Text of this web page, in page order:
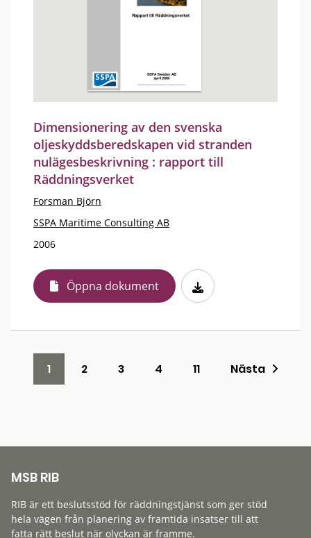
Dimensionering av den svenska
oljeskyddsberedskapen vid stranden
nulägesbeskrivning : rapport till
Räddningsverket
Forsman Björn
SSPA Maritime Consulting AB
2006
Öppna dokument
1 2 3 4 11 Nästa
MSB RIB
RIB är ett beslutsstöd för räddningstjänst som ger stöd
hela vägen från planering av framtida insatser till att
fatta rätt beslut när olyckan är framme.